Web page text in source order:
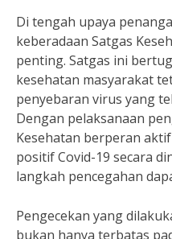
Di tengah upaya
keberadaan Satgas
penting. Satgas ini
kesehatan masyarakat
penyebaran virus yang
Dengan pelaksanaan
Kesehatan berperan
positif Covid-19 secara
langkah pencegahan
Pengecekan yang
bukan hanya terbatas